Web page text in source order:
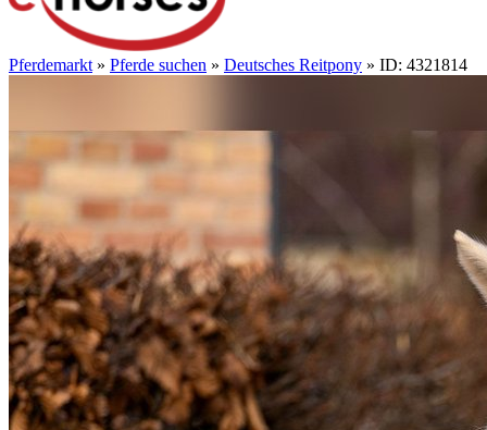
Pferdemarkt » Pferde suchen » Deutsches Reitpony » ID: 4321814